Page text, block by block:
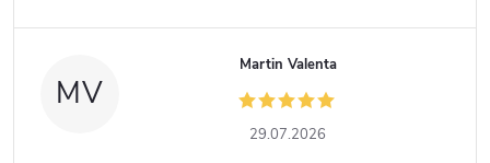
MV
Martin Valenta
29.07.2026